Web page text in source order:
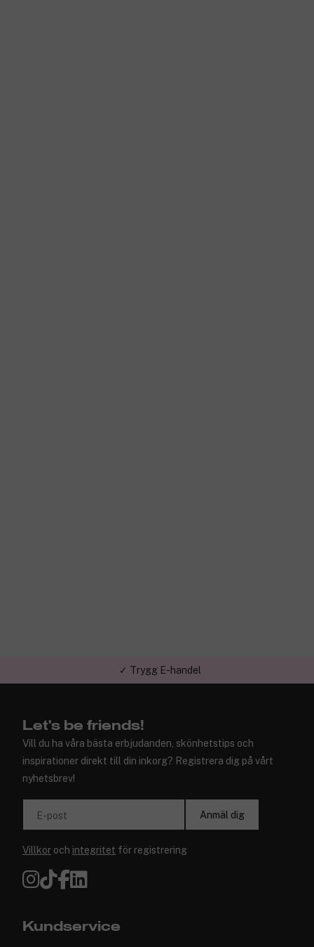
Let's be friends!
Vill du ha våra bästa erbjudanden, skönhetstips och
inspirationer direkt till din inkorg? Registrera dig på vårt
nyhetsbrev!
E-post Anmäl dig
Villkor och integritet för registrering
Kundservice